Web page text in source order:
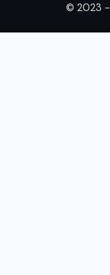
© 2023 -